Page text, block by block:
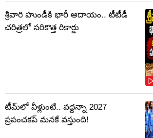
శ్రీవారి హుండీకి భారీ ఆదాయం.. టీటీడీ
చరిత్రలో సరికొత్త రికార్డు
టీమ్‌లో వీళ్లుంటే.. వద్దన్నా 2027
ప్రపంచకప్‌ మనకే వస్తుంది!